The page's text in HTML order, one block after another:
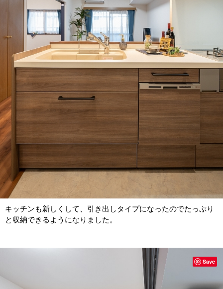
キッチンも新しくして、引き出しタイプになったのでたっぷり
と収納できるようになりました。
Save